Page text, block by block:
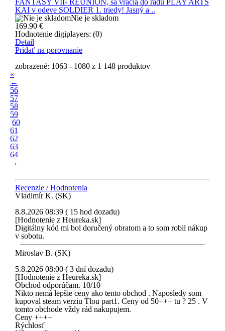
FANTASY VII- REUNION, sa vracia do radu PLAY ARTS
KAI v odeve SOLDIER 1. triedy! Jasný a ..
Nie je skladom
169.90 €
Hodnotenie digiplayers: (0)
Detail
Pridať na porovnanie
zobrazené: 1063 - 1080 z 1 148 produktov
«
←
56
57
58
59
60
61
62
63
64
→
Recenzie / Hodnotenia
Vladimír K. (SK)
8.8.2026 08:39 ( 15 hod dozadu)
[Hodnotenie z Heureka.sk]
Digitálny kód mi bol doručený obratom a to som robil nákup
v sobotu.
Miroslav B. (SK)
5.8.2026 08:00 ( 3 dní dozadu)
[Hodnotenie z Heureka.sk]
Obchod odporúčam. 10/10
Nikto nemá lepšie ceny ako tento obchod . Naposledy som
kupoval steam verziu Tlou part1. Ceny od 50+++ tu ? 25 . V
tomto obchode vždy rád nakupujem.
Ceny ++++
Rýchlosť